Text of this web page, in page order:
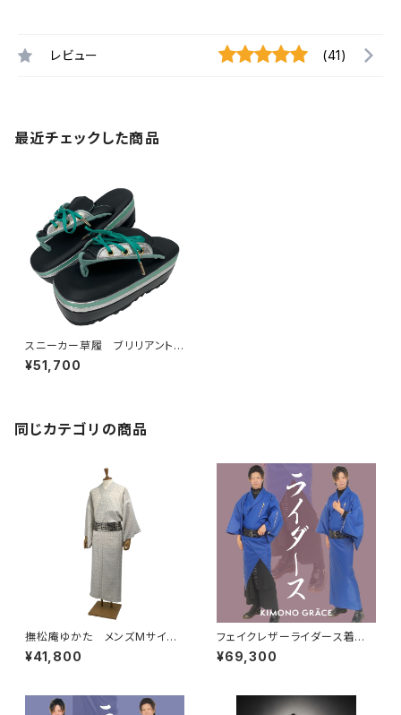
レビュー (41)
最近チェックした商品
スニーカー草履 ブリリアントス
ターブラック メンズ3サイズ
キモノグラース×Ryujin コラボ
¥51,700
同じカテゴリの商品
撫松庵ゆかた メンズMサイ
ズ 染付花 セオアルファ
¥41,800
フェイクレザーライダース着物N
eo KBlue メンズ
¥69,300